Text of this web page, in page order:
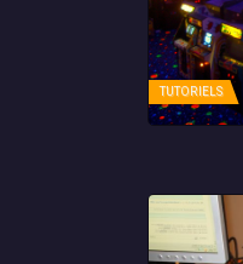
TUTORIELS